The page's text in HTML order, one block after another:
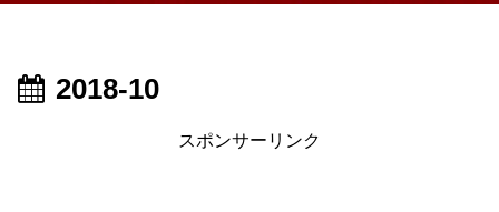
2018-10
スポンサーリンク